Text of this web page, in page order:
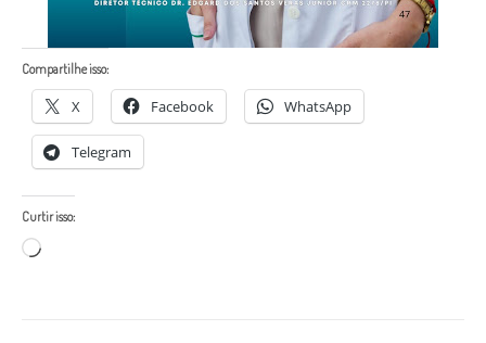
Compartilhe isso:
X Facebook WhatsApp
Telegram
Curtir isso:
Carregando...